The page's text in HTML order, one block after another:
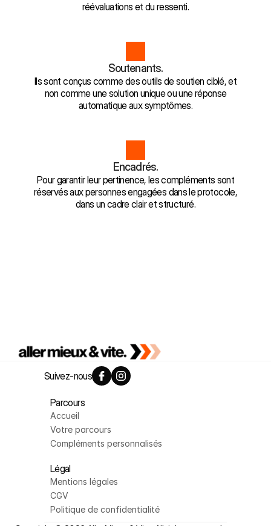
réévaluations et du ressenti.
Soutenants.
Ils sont conçus comme des outils de soutien ciblé, et
non comme une solution unique ou une réponse
automatique aux symptômes.
Encadrés.
Pour garantir leur pertinence, les compléments sont
réservés aux personnes engagées dans le protocole,
dans un cadre clair et structuré.
Parcours
Accueil
Votre parcours
Compléments personnalisés
Légal
Mentions légales
CGV
Politique de confidentialité
Suivez-nous